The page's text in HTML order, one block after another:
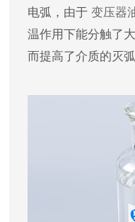
电弧，由于 变压器
温作用下能分触了
而提高了介质的灭